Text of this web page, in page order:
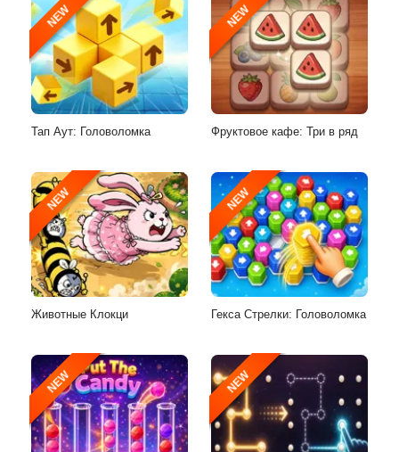
NEW
Тап Аут: Головоломка
NEW
Фруктовое кафе: Три в ряд
NEW
Животные Клокци
NEW
Гекса Стрелки: Головоломка
NEW NEW